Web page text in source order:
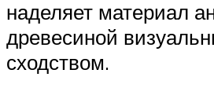
наделяет материал
древесиной
сходством.